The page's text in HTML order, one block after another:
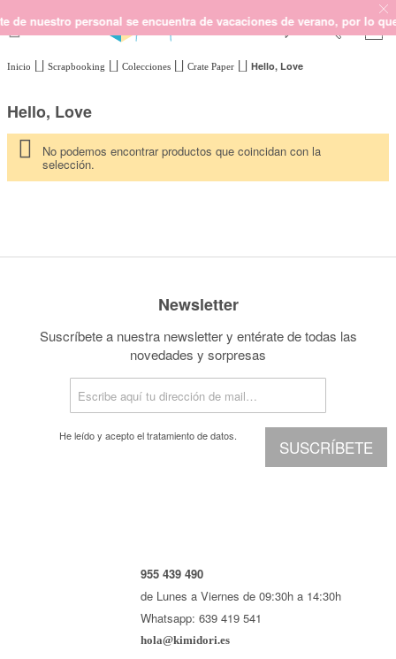
nuestro personal se encuentra de vacaciones de verano, por lo
Novedades
OUTLET
Marcas
Por Puntos
SCRAPBOOKING
MIXED MEDIA
CRAFT Y DIY
CROCHET
Iniciar sesión/Regístrate
Inicio Scrapbooking Colecciones Crate Paper Hello, Love
Hello, Love
No podemos encontrar productos que coincidan con la
selección.
Newsletter
Suscríbete a nuestra newsletter y entérate de todas las
novedades y sorpresas
SUSCRÍBETE
He leído y acepto eltratamiento de datos.
955 439 490
de Lunes a Viernes de 09:30h a 14:30h
Whatsapp: 639 419 541
hola@kimidori.es